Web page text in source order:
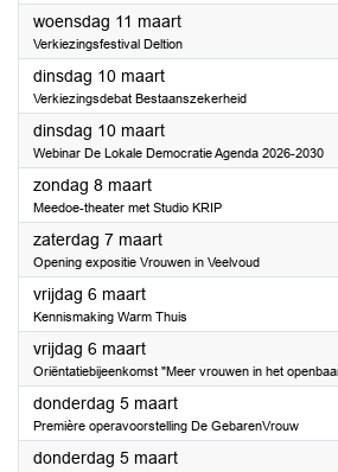
woensdag 11 maart2026
Verkiezingsfestival Deltion
dinsdag 10 maart2026
Verkiezingsdebat Bestaanszekerheid
dinsdag 10 maart2026
Webinar De Lokale Democratie Agenda 2026-2030
zondag 8 maart2026
Meedoe-theater met Studio KRIP
zaterdag 7 maart2026
Opening expositie Vrouwen in Veelvoud
vrijdag 6 maart2026
Kennismaking Warm Thuis
vrijdag 6 maart2026
Oriëntatiebijeenkomst "Meer vrouwen in het
donderdag 5 maart2026
Première operavoorstelling De GebarenVrouw
donderdag 5 maart2026